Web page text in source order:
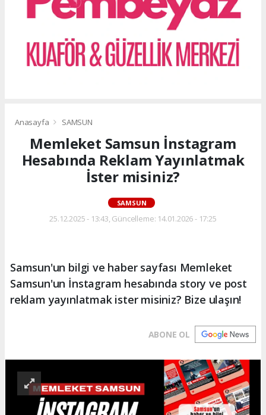
Anasayfa SAMSUN
Memleket Samsun İnstagram
Hesabında Reklam Yayınlatmak
İster misiniz?
SAMSUN
25.12.2025 - 13:43, Güncelleme: 14.01.2026 - 17:25
Samsun'un bilgi ve haber sayfası Memleket
Samsun'un İnstagram hesabında story ve post
reklam yayınlatmak ister misiniz? Bize ulaşın!
ABONE OL